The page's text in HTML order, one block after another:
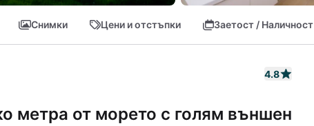
Снимки Цени и отстъпки Заетост / Наличност
4.8
метра от морето с голям външен